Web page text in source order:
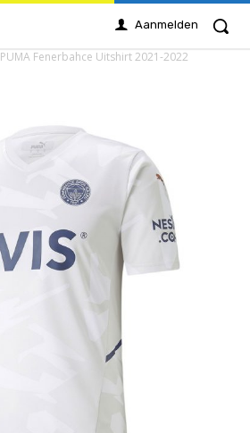
Aanmelden
PUMA Fenerbahce Uitshirt 2021-2022